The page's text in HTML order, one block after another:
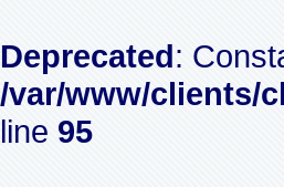
Deprecated:
/var/www/clients/
line 95